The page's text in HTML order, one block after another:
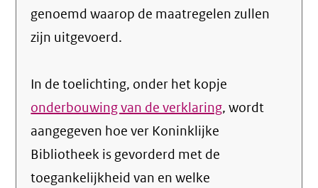
genoemd waarop de maatregelen zullen
zijn uitgevoerd.
In de toelichting, onder het kopje
onderbouwing van de verklaring, wordt
aangegeven hoe ver Koninklijke
Bibliotheek is gevorderd met de
toegankelijkheid van en welke